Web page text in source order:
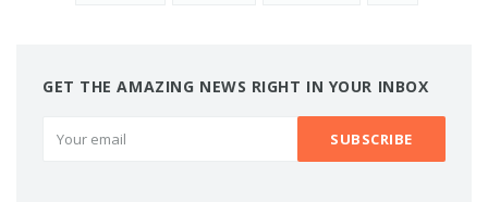
GET THE AMAZING NEWS RIGHT IN YOUR INBOX